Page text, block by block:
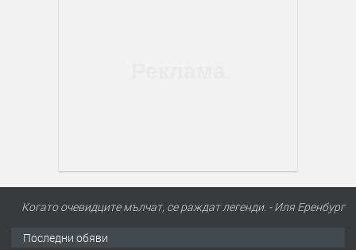
Когато очевидците мълчат, се раждат легенди. - Иля Еренбург
Последни обяви